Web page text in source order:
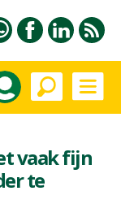
vaak fijn
te